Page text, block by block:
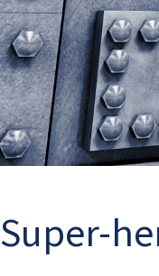
Super-